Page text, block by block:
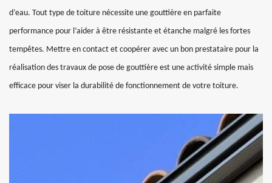
d’eau. Tout type de toiture nécessite une gouttière en parfaite
performance pour l’aider à être résistante et étanche malgré les fortes
tempêtes. Mettre en contact et coopérer avec un bon prestataire pour la
réalisation des travaux de pose de gouttière est une activité simple mais
efficace pour viser la durabilité de fonctionnement de votre toiture.